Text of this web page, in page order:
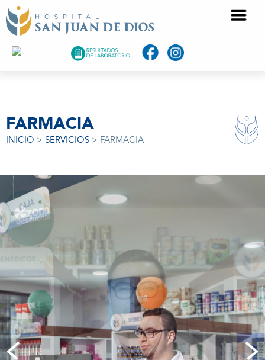
FARMACIA
INICIO > SERVICIOS > FARMACIA